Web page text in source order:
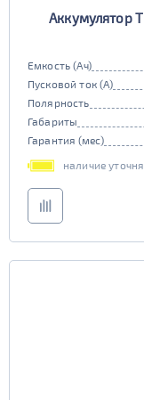
Аккумулятор
Емкость (Ач)
Пусковой ток (А)
Полярность
Габариты
Гарантия (мес)
наличие